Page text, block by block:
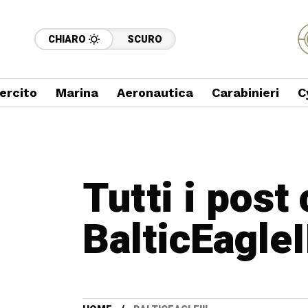
CHIARO SCURO
Marina Aeronautica Carabinieri
Tutti i post